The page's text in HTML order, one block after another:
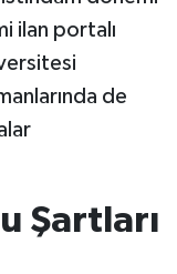
ilan portalı
de
Şartları